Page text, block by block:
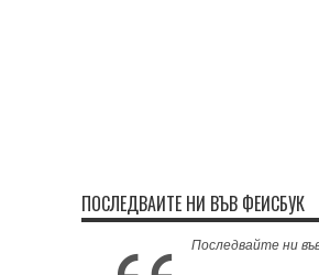
ПОСЛЕДВАЙТЕ НИ ВЪВ ФЕЙСБУК
Последвайте ни